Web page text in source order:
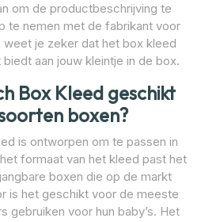
om de productbeschrijving te
te nemen met de fabrikant voor
je zeker dat het box kleed
aan jouw kleintje in de box.
Box Kleed geschikt
boxen?
is ontworpen om te passen in
formaat van het kleed past het
boxen die op de markt
is het geschikt voor de meeste
gebruiken voor hun baby’s. Het